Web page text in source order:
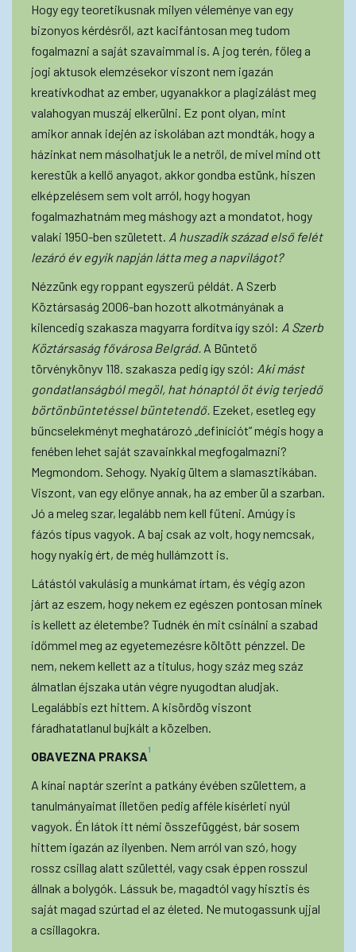
Hogy egy teoretikusnak milyen véleménye van egy
bizonyos kérdésről, azt kacifántosan meg tudom
fogalmazni a saját szavaimmal is. A jog terén, főleg a
jogi aktusok elemzésekor viszont nem igazán
kreatívkodhat az ember, ugyanakkor a plagizálást meg
valahogyan muszáj elkerülni. Ez pont olyan, mint
amikor annak idején az iskolában azt mondták, hogy a
házinkat nem másolhatjuk le a netről, de mivel mind ott
kerestük a kellő anyagot, akkor gondba estünk, hiszen
elképzelésem sem volt arról, hogy hogyan
fogalmazhatnám meg máshogy azt a mondatot, hogy
valaki 1950-ben született. A huszadik század első felét
lezáró év egyik napján látta meg a napvilágot?
Nézzünk egy roppant egyszerű példát. A Szerb
Köztársaság 2006-ban hozott alkotmányának a
kilencedig szakasza magyarra fordítva így szól: A Szerb
Köztársaság fővárosa Belgrád. A Büntető
törvénykönyv 118. szakasza pedig így szól: Aki mást
gondatlanságból megöl, hat hónaptól öt évig terjedő
börtönbüntetéssel büntetendő. Ezeket, esetleg egy
bűncselekményt meghatározó „definíciót” mégis hogy a
fenében lehet saját szavainkkal megfogalmazni?
Megmondom. Sehogy. Nyakig ültem a slamasztikában.
Viszont, van egy előnye annak, ha az ember ül a szarban.
Jó a meleg szar, legalább nem kell fűteni. Amúgy is
fázós típus vagyok. A baj csak az volt, hogy nemcsak,
hogy nyakig ért, de még hullámzott is.
Látástól vakulásig a munkámat írtam, és végig azon
járt az eszem, hogy nekem ez egészen pontosan minek
is kellett az életembe? Tudnék én mit csinálni a szabad
időmmel meg az egyetemezésre költött pénzzel. De
nem, nekem kellett az a titulus, hogy száz meg száz
álmatlan éjszaka után végre nyugodtan aludjak.
Legalábbis ezt hittem. A kisördög viszont
fáradhatatlanul bujkált a közelben.
OBAVEZNA PRAKSA1
A kínai naptár szerint a patkány évében születtem, a
tanulmányaimat illetően pedig afféle kísérleti nyúl
vagyok. Én látok itt némi összefüggést, bár sosem
hittem igazán az ilyenben. Nem arról van szó, hogy
rossz csillag alatt születtél, vagy csak éppen rosszul
állnak a bolygók. Lássuk be, magadtól vagy hisztis és
saját magad szúrtad el az életed. Ne mutogassunk ujjal
a csillagokra.